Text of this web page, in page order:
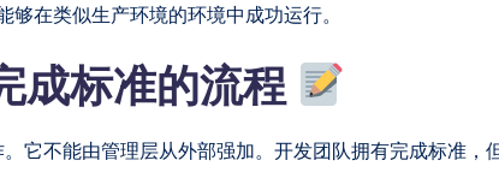
够在类似生产环境的环境中成功运行。
成标准的流程
它不能由管理层从外部强加。开发团队拥有完成标准，